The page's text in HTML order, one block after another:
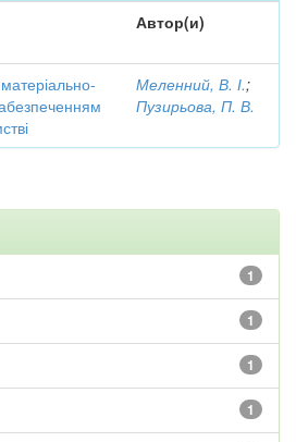
Автор(и)
Меленний, В. І.;
Пузирьова, П. В.
1
1
1
1